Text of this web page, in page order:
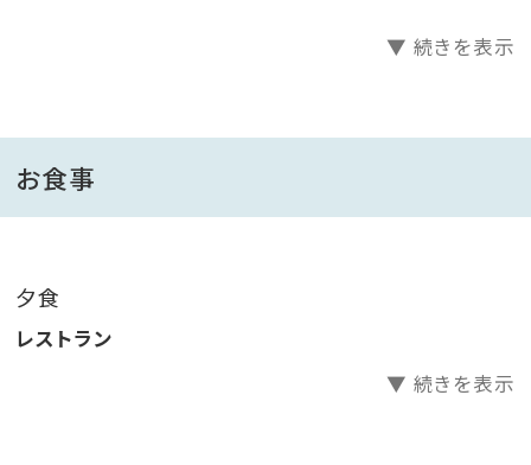
■ご夕食■
地元ブランド肉を陶板焼きで楽しめる、当館人気No．1
地元指宿の焼酎蔵元、全６蔵の銘柄も取り揃えました！
セルフ式の飲み放題でお楽しみください♪
▼ 続きを表示
お食事
夕食
レストラン
▼ 続きを表示